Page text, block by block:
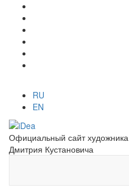
RU
EN
Официальный сайт художника
Дмитрия Кустановича